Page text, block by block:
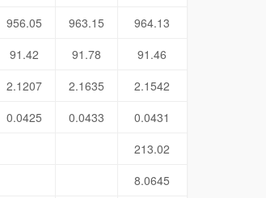
956.05 963.15
964.13
91.42 91.78
91.46
2.1207 2.1635
2.1542
0.0425 0.0433
0.0431
213.02
8.0645